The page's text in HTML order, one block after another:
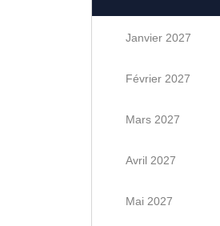
Janvier 2027
Février 2027
Mars 2027
Avril 2027
Mai 2027